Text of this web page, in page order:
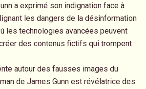
a exprimé son indignation face à
les dangers de la désinformation
les technologies avancées peuvent
des contenus fictifs qui trompent
autour des fausses images du
de James Gunn est révélatrice des